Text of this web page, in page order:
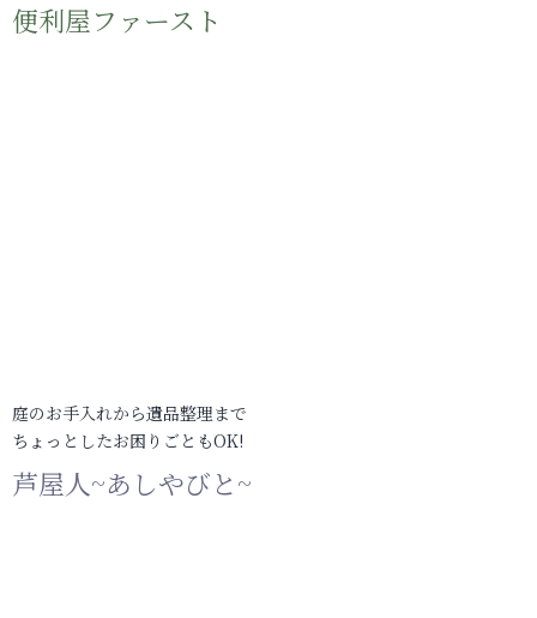
便利屋ファースト
庭のお手入れから遺品整理まで
ちょっとしたお困りごともOK!
芦屋人~あしやびと~